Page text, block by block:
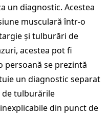
un diagnostic. Acestea
musculară într-o
și tulburări de
acestea pot fi
persoană se prezintă
un diagnostic separat
tulburările
din punct de